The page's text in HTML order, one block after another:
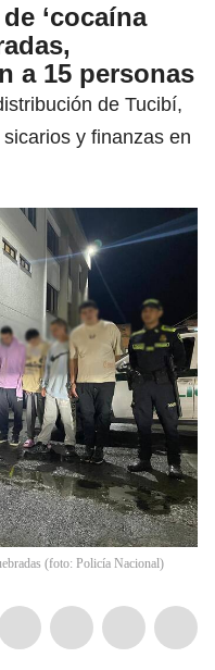
‘cocaína
a 15 personas
de Tucibí,
y finanzas en
(foto: Policía Nacional)